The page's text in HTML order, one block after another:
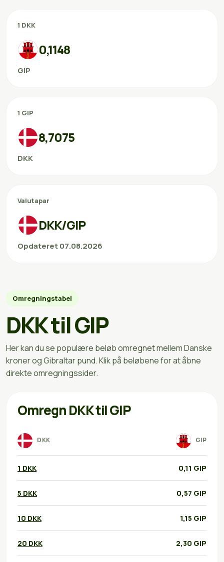
1 DKK
0,1148
GIP
1 GIP
8,7075
DKK
Valutapar
DKK/GIP
Opdateret 07.08.2026
Omregningstabel
DKK til GIP
Her kan du se populære beløb omregnet mellem Danske
kroner og Gibraltar pund. Klik på beløbene for at åbne
direkte omregningssider.
Omregn DKK til GIP
DKK GIP
1 DKK 0,11 GIP
5 DKK 0,57 GIP
10 DKK 1,15 GIP
20 DKK 2,30 GIP